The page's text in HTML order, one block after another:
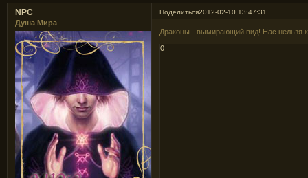
Поделиться2012-02-10 13:47:31
NPC
Душа Мира
Драконы - вымирающий вид! Нас нельзя
0